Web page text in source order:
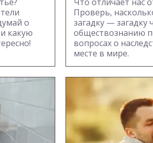
о
какую
Проверь,
загадку — загадку
обществознанию
вопросах о
месте в мире.